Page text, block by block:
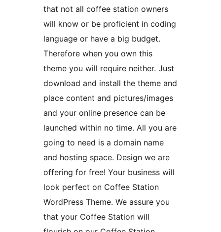
that not all coffee station owners
will know or be proficient in coding
language or have a big budget.
Therefore when you own this
theme you will require neither. Just
download and install the theme and
place content and pictures/images
and your online presence can be
launched within no time. All you are
going to need is a domain name
and hosting space. Design we are
offering for free! Your business will
look perfect on Coffee Station
WordPress Theme. We assure you
that your Coffee Station will